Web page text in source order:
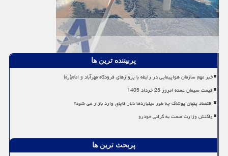
پربیننده ترین ها
خبر مهم سازمان هواپیمایی در رابطه با پروازهای فرودگاه مهرآباد و امام(ره)
قیمت سیمان عمده امروز 25 خرداد 1405
اقتصاد پنهان پوشاک چه طور میلیاردها دلار قاچاق وارد بازار می شود؟
واکنش وزارت صمت به گرانی خودرو
پربحث ترین ها